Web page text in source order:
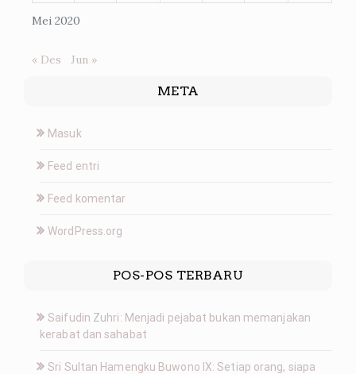
Mei 2020
« Des Jun »
META
Masuk
Feed entri
Feed komentar
WordPress.org
POS-POS TERBARU
Saifudin Zuhri: Menjadi pejabat bukan memanjakan
kerabat dan sahabat
Sri Sultan Hamengku Buwono IX: Setiap orang, siapa